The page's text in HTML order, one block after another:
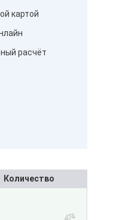
картой
расчёт
Количество